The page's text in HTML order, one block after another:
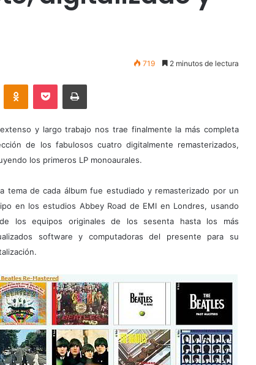
719 2 minutos de lectura
Odnoklassniki
Pocket Imprimir
y largo trabajo nos trae finalmente la más completa
de los fabulosos cuatro digitalmente remasterizados,
los primeros LP monoaurales.
tema de cada álbum fue estudiado y remasterizado por un
en los estudios Abbey Road de EMI en Londres, usando
los equipos originales de los sesenta hasta los más
software y computadoras del presente para su